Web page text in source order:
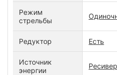
Режим
стрельбы
Редуктор Есть
Источник
энергии